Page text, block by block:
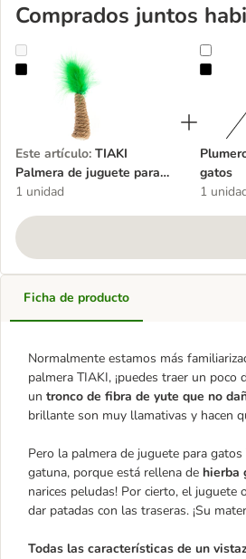
Comprados juntos
TIAKI Palmera de juguete para gatos
Este artículo: TIAKI
Palmera de juguete para
gatos
1 unidad
gatos
1
Ficha de producto
Normalmente estamos más
palmera TIAKI, ¡puedes traer un
un tronco de fibra de yute que no
brillante son muy llamativas y hacen
Pero la palmera de juguete para
gatuna, porque está rellena de hierba
narices peludas! Por cierto, el
dar patadas con las traseras. ¡Su
Todas las características de un